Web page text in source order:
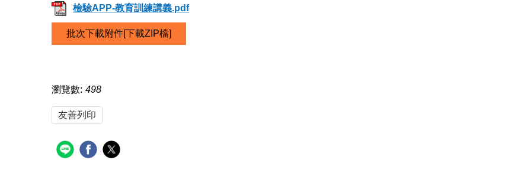
檢驗APP-教育訓練講義.pdf
批次下載附件[下載ZIP檔]
瀏覽數: 498
友善列印